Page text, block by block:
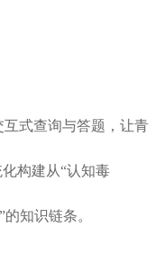
式查询与答题，让青
构建从“认知毒
知识链条。